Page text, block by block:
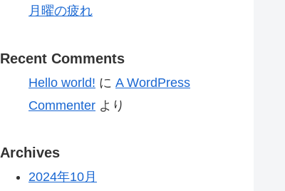
月曜の疲れ
Recent Comments
Hello world! に A WordPress
Commenter より
Archives
2024年10月